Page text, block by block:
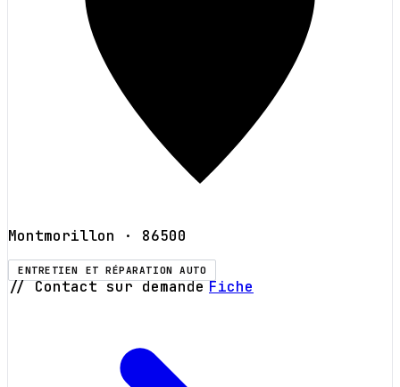
Montmorillon · 86500
ENTRETIEN ET RÉPARATION AUTO
// Contact sur demande Fiche